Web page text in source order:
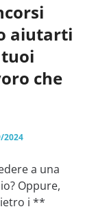
aiutarti
tuoi
che
2024
a una
Oppure,
i **